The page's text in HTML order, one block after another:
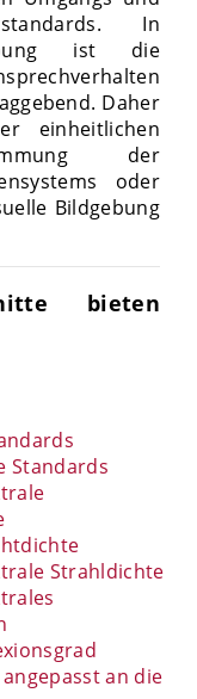
In
ist die
Daher
einheitlichen
der
oder
Bildgebung
bieten
Standards
Strahldichte
an die